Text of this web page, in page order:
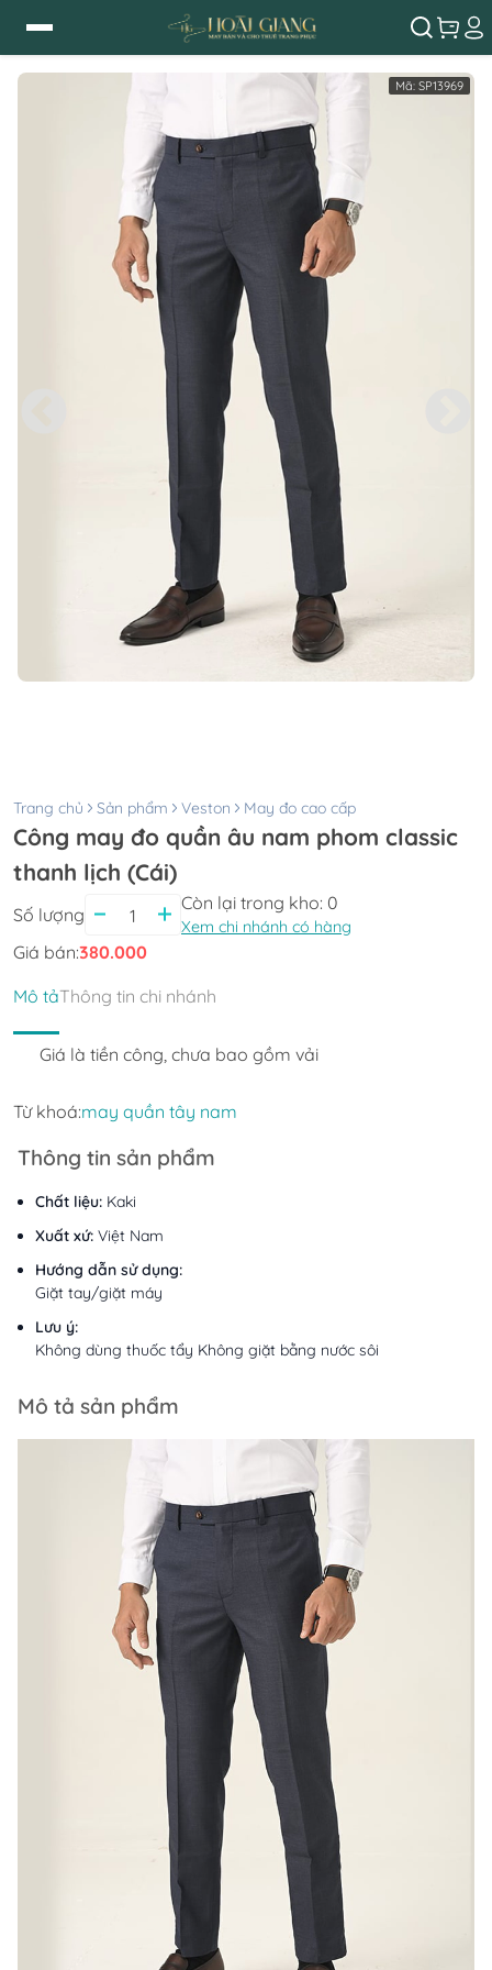
Mã: SP13969
Trang chủ Sản phẩm Veston May đo cao cấp
Công may đo quần âu nam phom classic
thanh lịch (Cái)
Số lượng
Còn lại trong kho: 0
Xem chi nhánh có hàng
Giá bán:380.000
Mô tảThông tin chi nhánh
Giá là tiền công, chưa bao gồm vải
Từ khoá:may quần tây nam
Thông tin sản phẩm
Chất liệu: Kaki
Xuất xứ: Việt Nam
Hướng dẫn sử dụng:
Giặt tay/giặt máy
Lưu ý:
Không dùng thuốc tẩy Không giặt bằng nước sôi
Mô tả sản phẩm